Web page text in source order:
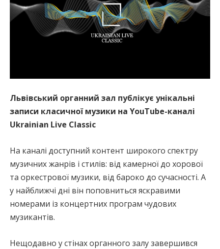
Львівський органний зал публікує унікальні
записи класичної музики на YouTube-каналі
Ukrainian Live Classic
На каналі доступний контент широкого спектру
музичних жанрів і стилів: від камерної до хорової
та оркестрової музики, від бароко до сучасності. А
у найближчі дні він поповниться яскравими
номерами із концертних програм чудових
музикантів.
Нещодавно у стінах органного залу завершився